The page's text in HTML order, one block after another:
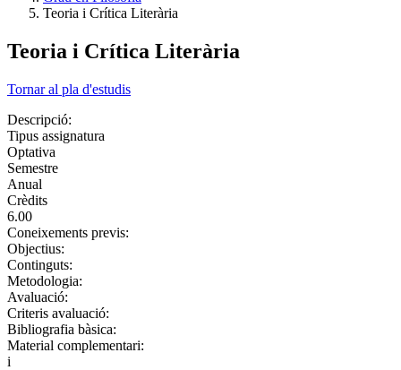
Teoria i Crítica Literària
Teoria i Crítica Literària
Tornar al pla d'estudis
Descripció:
Tipus assignatura
Optativa
Semestre
Anual
Crèdits
6.00
Coneixements previs:
Objectius:
Continguts:
Metodologia:
Avaluació:
Criteris avaluació:
Bibliografia bàsica:
Material complementari:
i